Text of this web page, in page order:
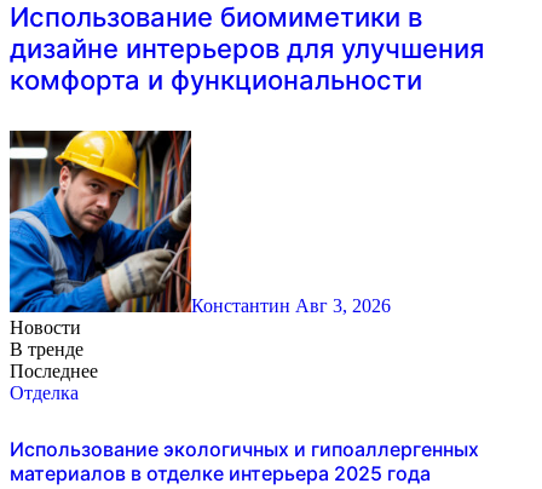
Использование биомиметики в
дизайне интерьеров для улучшения
комфорта и функциональности
Константин Авг 3, 2026
Новости
В тренде
Последнее
Отделка
Использование экологичных и гипоаллергенных
материалов в отделке интерьера 2025 года